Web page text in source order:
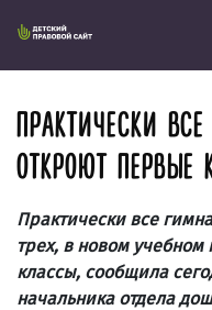
ПРАКТИЧЕСКИ
ОТКРОЮТ ПЕРВЫЕ
Практически все
трех, в новом учебном
классы, сообщила
начальника отдела